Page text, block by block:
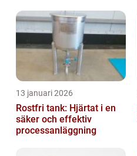
13 januari 2026
Rostfri tank: Hjärtat i en
säker och effektiv
processanläggning